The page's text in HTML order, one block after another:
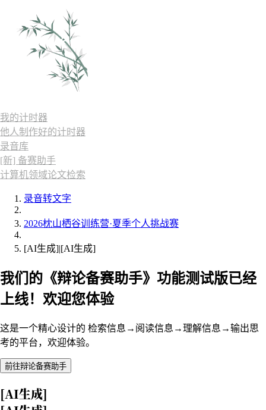
我的计时器
他人制作好的计时器
录音库
[新] 备赛助手
计算机领域论文检索
录音转文字
2026枕山栖谷训练营·夏季个人挑战赛
[AI生成]|[AI生成]
我们的《辩论备赛助手》功能测试版已经
上线！欢迎您体验
这是一个精心设计的 检索信息→阅读信息→理解信息→输出思
考的平台，欢迎体验。
前往辩论备赛助手
[AI生成]